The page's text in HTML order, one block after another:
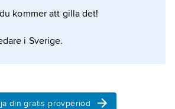
kommer att gilla det!
i Sverige.
din gratis provperiod